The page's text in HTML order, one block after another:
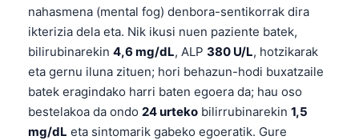
nahasmena (mental fog) denbora-sentikorrak dira
ikterizia dela eta. Nik ikusi nuen paziente batek,
bilirubinarekin 4,6 mg/dL, ALP 380 U/L, hotzikarak
eta gernu iluna zituen; hori behazun-hodi buxatzaile
batek eragindako harri baten egoera da; hau oso
bestelakoa da ondo 24 urteko bilirrubinarekin 1,5
mg/dL eta sintomarik gabeko egoeratik. Gure
ئۇيغۇرچە
Кыргызча
Татар теле
Беларуская мова
Esperanto